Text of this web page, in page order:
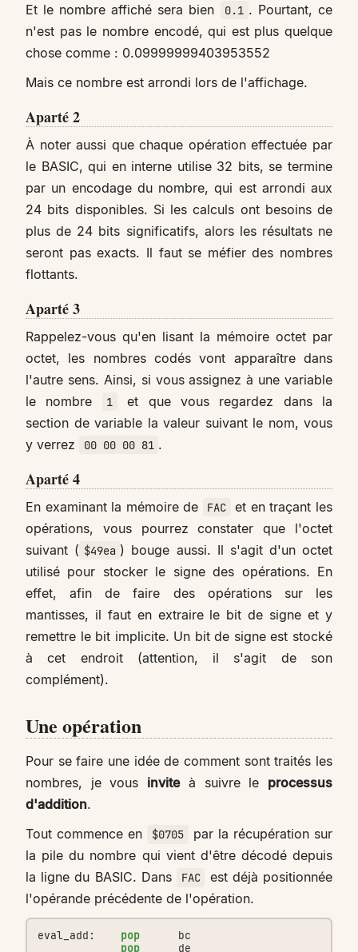
Et le nombre affiché sera bien 0.1 . Pourtant, ce
n'est pas le nombre encodé, qui est plus quelque
chose comme : 0.09999999403953552
Mais ce nombre est arrondi lors de l'affichage.
Aparté 2
À noter aussi que chaque opération effectuée par
le BASIC, qui en interne utilise 32 bits, se termine
par un encodage du nombre, qui est arrondi aux
24 bits disponibles. Si les calculs ont besoins de
plus de 24 bits significatifs, alors les résultats ne
seront pas exacts. Il faut se méfier des nombres
flottants.
Aparté 3
Rappelez-vous qu'en lisant la mémoire octet par
octet, les nombres codés vont apparaître dans
l'autre sens. Ainsi, si vous assignez à une variable
le nombre
1
et que vous regardez dans la
section de variable la valeur suivant le nom, vous
y verrez
00 00 00 81 .
Aparté 4
En examinant la mémoire de FAC
et en traçant les
opérations, vous pourrez constater que l'octet
suivant ( $49ea ) bouge aussi. Il s'agit d'un octet
utilisé pour stocker le signe des opérations. En
effet, afin de faire des opérations sur les
mantisses, il faut en extraire le bit de signe et y
remettre le bit implicite. Un bit de signe est stocké
à cet endroit (attention, il s'agit de son
complément).
Une opération
Pour se faire une idée de comment sont traités les
nombres, je vous inviteà suivre le processus
d'addition.
Tout commence en
$0705
par la récupération sur
la pile du nombre qui vient d'être décodé depuis
la ligne du BASIC. Dans
FAC
est déjà positionnée
l'opérande précédente de l'opération.
eval_add: pop
bc
pop
de